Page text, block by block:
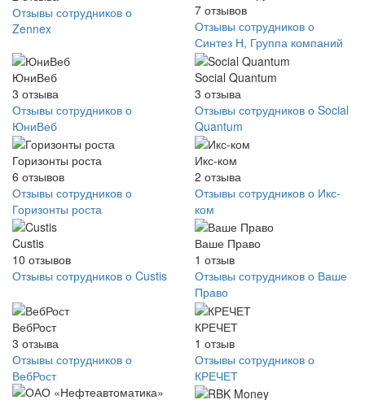
Отзывы сотрудников о
Zennex
7 отзывов
Отзывы сотрудников о
Синтез Н, Группа компаний
ЮниВеб
3 отзыва
Отзывы сотрудников о
ЮниВеб
Social Quantum
3 отзыва
Отзывы сотрудников о Social
Quantum
Горизонты роста
6 отзывов
Отзывы сотрудников о
Горизонты роста
Икс-ком
2 отзыва
Отзывы сотрудников о Икс-
ком
Custis
10 отзывов
Отзывы сотрудников о Custis
Ваше Право
1 отзыв
Отзывы сотрудников о Ваше
Право
ВебРост
3 отзыва
Отзывы сотрудников о
ВебРост
КРЕЧЕТ
1 отзыв
Отзывы сотрудников о
КРЕЧЕТ